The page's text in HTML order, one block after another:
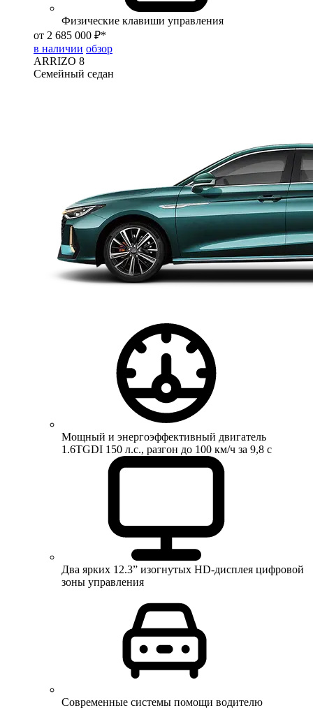
Физические клавиши управления
от 2 685 000 ₽*
в наличии обзор
ARRIZO 8
Семейный седан
Мощный и энергоэффективный двигатель
1.6TGDI 150 л.с., разгон до 100 км/ч за 9,8 с
Два ярких 12.3” изогнутых HD-дисплея цифровой
зоны управления
Современные системы помощи водителю